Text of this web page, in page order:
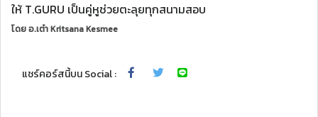
ให้ T.GURU เป็นคู่หูช่วยตะลุยทุกสนามสอบ
โดยอ.เต๋า Kritsana Kesmee
แชร์คอร์สนี้บน Social :